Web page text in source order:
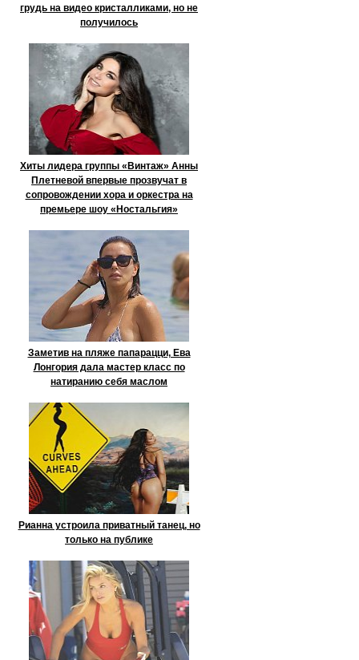
грудь на видео кристалликами, но не
получилось
Хиты лидера группы «Винтаж» Анны
Плетневой впервые прозвучат в
сопровождении хора и оркестра на
премьере шоу «Ностальгия»
Заметив на пляже папарацци, Ева
Лонгория дала мастер класс по
натиранию себя маслом
Рианна устроила приватный танец, но
только на публике